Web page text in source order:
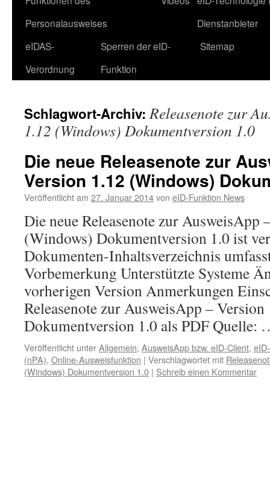
Personalausweises
Dienstanbieter
eIDAS-
Verordnung
Sperren der eID-
Funktion
Sitemap
Schlagwort-Archiv:Releasenote zur
1.12 (Windows) Dokumentversion 1.0
Die neue Releasenote zur
Version 1.12 (Windows)
Veröffentlicht am 27. Januar 2014von eID-Funktion News
Die neue Releasenote zur AusweisApp
(Windows) Dokumentversion 1.0 ist
Dokumenten-Inhaltsverzeichnis
Vorbemerkung Unterstützte Systeme
vorherigen Version Anmerkungen
Releasenote zur AusweisApp –
Dokumentversion 1.0 als PDF
Veröffentlicht unterAllgemein, AusweisApp bzw. eID-Client,
(nPA), Online-Ausweisfunktion | Verschlagwortet mit
(Windows) Dokumentversion 1.0 | Schreib einen Kommentar